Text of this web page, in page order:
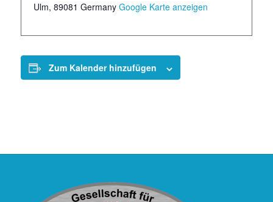
Ulm, 89081 Germany Google Karte anzeigen
Zum Kalender hinzufügen